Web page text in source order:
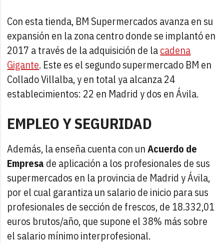
Con esta tienda, BM Supermercados avanza en su
expansión en la zona centro donde se implantó en
2017 a través de la adquisición de lacadena
Gigante. Este es el segundo supermercado BM en
Collado Villalba, y en total ya alcanza 24
establecimientos: 22 en Madrid y dos en Ávila.
EMPLEO Y SEGURIDAD
Además, la enseña cuenta con unAcuerdo de
Empresa de aplicación a los profesionales de sus
supermercados en la provincia de Madrid y Ávila,
por el cual garantiza un salario de inicio para sus
profesionales de sección de frescos, de 18.332,01
euros brutos/año, que supone el 38% más sobre
el salario mínimo interprofesional.